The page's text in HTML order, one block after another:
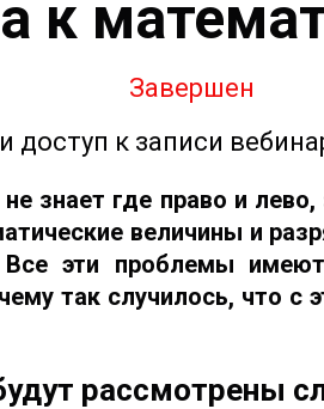
к
Завершен
к записи
знает где право и
величины и
эти проблемы
так случилось, что с
рассмотрены